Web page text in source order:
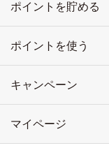
ポイントを貯める
ポイントを使う
キャンペーン
マイページ